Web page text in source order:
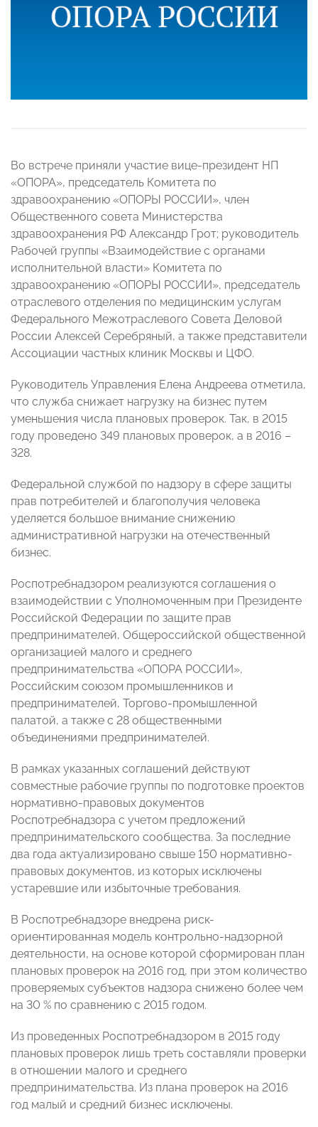
Во встрече приняли участие вице-президент НП
«ОПОРА», председатель Комитета по
здравоохранению «ОПОРЫ РОССИИ», член
Общественного совета Министерства
здравоохранения РФ Александр Грот; руководитель
Рабочей группы «Взаимодействие с органами
исполнительной власти» Комитета по
здравоохранению «ОПОРЫ РОССИИ», председатель
отраслевого отделения по медицинским услугам
Федерального Межотраслевого Совета Деловой
России Алексей Серебряный, а также представители
Ассоциации частных клиник Москвы и ЦФО.
Руководитель Управления Елена Андреева отметила,
что служба снижает нагрузку на бизнес путем
уменьшения числа плановых проверок. Так, в 2015
году проведено 349 плановых проверок, а в 2016 –
328.
Федеральной службой по надзору в сфере защиты
прав потребителей и благополучия человека
уделяется большое внимание снижению
административной нагрузки на отечественный
бизнес.
Роспотребнадзором реализуются соглашения о
взаимодействии с Уполномоченным при Президенте
Российской Федерации по защите прав
предпринимателей, Общероссийской общественной
организацией малого и среднего
предпринимательства «ОПОРА РОССИИ»,
Российским союзом промышленников и
предпринимателей, Торгово-промышленной
палатой, а также с 28 общественными
объединениями предпринимателей.
В рамках указанных соглашений действуют
совместные рабочие группы по подготовке проектов
нормативно-правовых документов
Роспотребнадзора с учетом предложений
предпринимательского сообщества. За последние
два года актуализировано свыше 150 нормативно-
правовых документов, из которых исключены
устаревшие или избыточные требования.
В Роспотребнадзоре внедрена риск-
ориентированная модель контрольно-надзорной
деятельности, на основе которой сформирован план
плановых проверок на 2016 год, при этом количество
проверяемых субъектов надзора снижено более чем
на 30 % по сравнению с 2015 годом.
Из проведенных Роспотребнадзором в 2015 году
плановых проверок лишь треть составляли проверки
в отношении малого и среднего
предпринимательства. Из плана проверок на 2016
год малый и средний бизнес исключены.